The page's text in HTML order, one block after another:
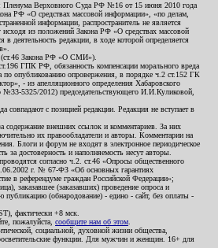
Пленума Верховного Суда РФ №16 от 15 июня 2010 года
РФ «О средствах массовой информации», «по делам,
информации, распространитель не является
из положений Закона РФ «О средствах массовой
деятельность редакции, в ходе которой определяется
(ст.46 Закона РФ «О СМИ»).
ГПК РФ, обязанность компенсации морального вреда
по опубликованию опровержения, в порядке ч.2 ст.152 ГК
- из апелляционного определения Хабаровского
№33-5325/2012) председательствующего И.И.Куликовой,
совпадают с позицией редакции. Редакция не вступает в
содержание внешних ссылок и комментариев. За них
их правообладатели и авторы. Комментарии на
Блоги и форум не входят в электронное периодическое
за достоверность и наполняемость несут авторы.
согласно ч.2. ст.46 «Опросы общественного
г. № 67-ФЗ «Об основных гарантиях
в референдуме граждан Российской Федерации»;
заказавшее (заказавших) проведение опроса и
публикацию (обнародование) - едино - сайт, без оплаты -
фактически +8 мск.
пожалуйста, сообщите нам об этом
социальной, духовной жизни общества,
функции. Для мужчин и женщин. 16+ для